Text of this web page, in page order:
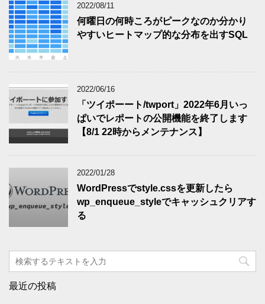
2022/08/11
何曜日の何時ころがピークなのか分かり
やすいヒートマップ的な分布を出すSQL
2022/06/16
「ツイポーート/twport」2022年6月いっ
ぱいでレポートの公開機能を終了します
【8/1 22時からメンテナンス】
2022/01/28
WordPressでstyle.cssを更新したら
wp_enqueue_styleでキャッシュクリアす
る
最近の投稿